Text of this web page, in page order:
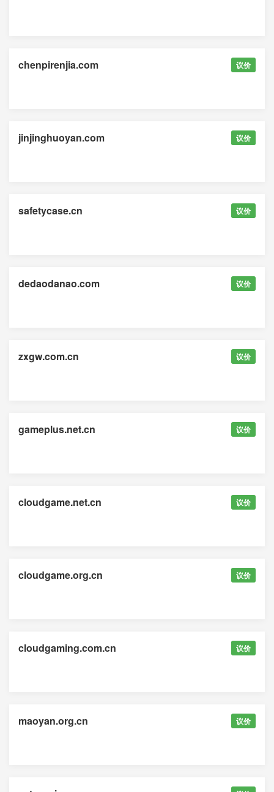
chenpirenjia.com 议价
jinjinghuoyan.com 议价
safetycase.cn 议价
dedaodanao.com 议价
zxgw.com.cn 议价
gameplus.net.cn 议价
cloudgame.net.cn 议价
cloudgame.org.cn 议价
cloudgaming.com.cn 议价
maoyan.org.cn 议价